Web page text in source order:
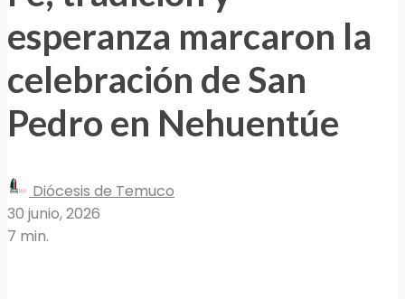
esperanza marcaron la
celebración de San
Pedro en Nehuentúe
Diócesis de Temuco
30 junio, 2026
7 min.